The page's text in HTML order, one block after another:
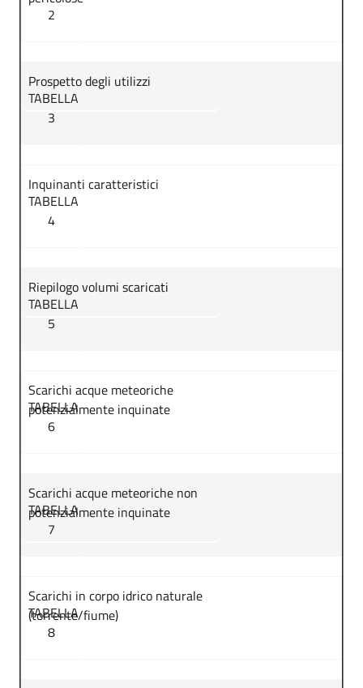
2
Prospetto degli utilizzi
TABELLA
3
Inquinanti caratteristici
TABELLA
4
Riepilogo volumi scaricati
TABELLA
5
Scarichi acque meteoriche
potenzialmente inquinate
TABELLA
6
Scarichi acque meteoriche non
potenzialmente inquinate
TABELLA
7
Scarichi in corpo idrico naturale
(torrente/fiume)
TABELLA
8